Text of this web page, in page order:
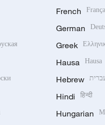
French
German
Greek
Hausa Hausa
Hebrew
Hindi हिन्दी
Hungarian